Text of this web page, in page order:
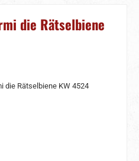
die Rätselbiene